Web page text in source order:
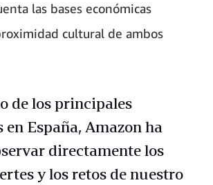
las bases económicas
cultural de ambos
de los principales
en España, Amazon ha
directamente los
y los retos de nuestro